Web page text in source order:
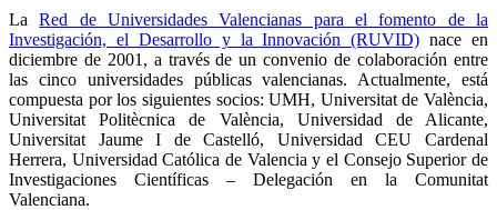
LaRed de Universidades Valencianas para el fomento de la
Investigación, el Desarrollo y la Innovación (RUVID) nace en
diciembre de 2001, a través de un convenio de colaboración entre
las cinco universidades públicas valencianas. Actualmente, está
compuesta por los siguientes socios: UMH, Universitat de València,
Universitat Politècnica de València, Universidad de Alicante,
Universitat Jaume I de Castelló, Universidad CEU Cardenal
Herrera, Universidad Católica de Valencia y el Consejo Superior de
Investigaciones Científicas – Delegación en la Comunitat
Valenciana.